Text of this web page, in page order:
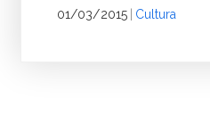
01/03/2015 Cultura